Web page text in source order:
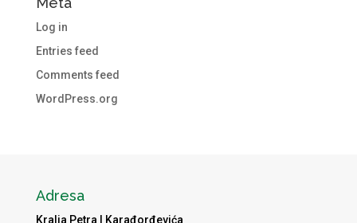
Log in
Entries feed
Comments feed
WordPress.org
Adresa
Kralja Petra I Karađorđevića